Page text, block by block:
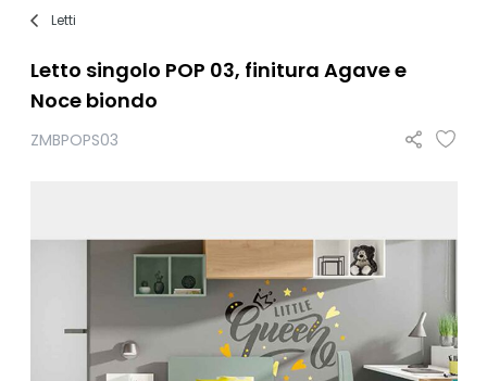
Letti
Letto singolo POP 03, finitura Agave e
Noce biondo
ZMBPOPS03